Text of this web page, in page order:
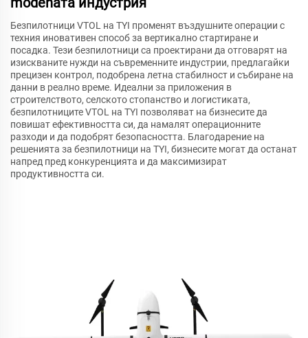
Безпилотници VTOL на TYI променят въздушните операции с
техния иновативен способ за вертикално стартиране и
посадка. Тези безпилотници са проектирани да отговарят на
изискваните нужди на съвременните индустрии, предлагайки
прецизен контрол, подобрена летна стабилност и събиране на
данни в реално време. Идеални за приложения в
строителството, селското стопанство и логистиката,
безпилотниците VTOL на TYI позволяват на бизнесите да
повишат ефективността си, да намалят операционните
разходи и да подобрят безопасността. Благодарение на
решенията за безпилотници на TYI, бизнесите могат да останат
напред пред конкуренцията и да максимизират
продуктивността си.